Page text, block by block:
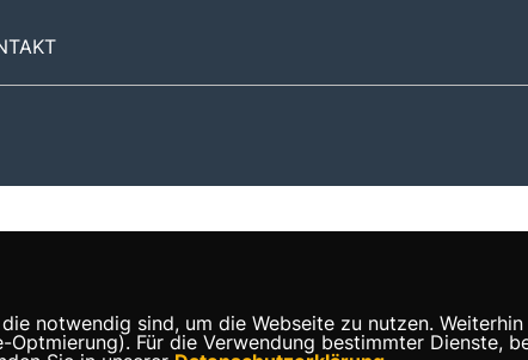
notwendig sind, um die Webseite zu nutzen.
Für die Verwendung bestimmter Dienste,